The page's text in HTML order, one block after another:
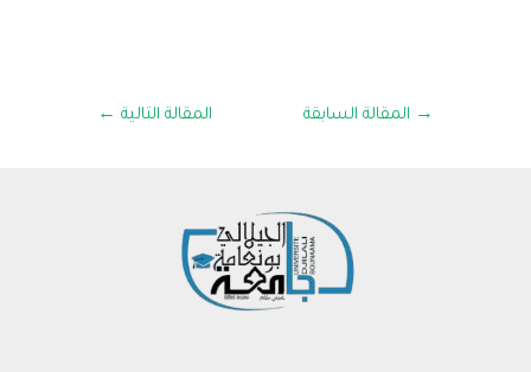
→ المقالة السابقة المقالة التالية ←